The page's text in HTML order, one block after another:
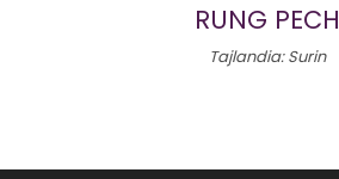
RUNG PECH
Tajlandia: Surin